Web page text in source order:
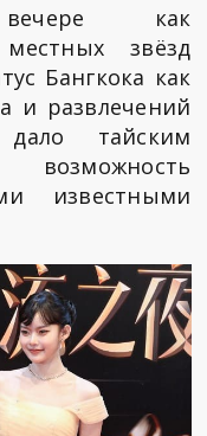
как
звёзд
Бангкока как
и развлечений
тайским
известными